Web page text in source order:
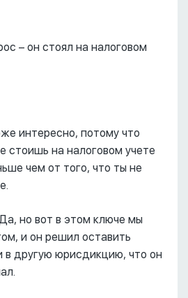
– он стоял на налоговом
интересно, потому что
стоишь на налоговом учете
чем от того, что ты не
но вот в этом ключе мы
и он решил оставить
в другую юрисдикцию, что он